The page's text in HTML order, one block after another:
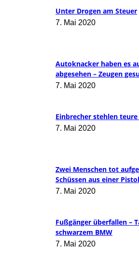
Unter Drogen am Steuer
7. Mai 2020
Autoknacker haben es
abgesehen – Zeugen
7. Mai 2020
Einbrecher stehlen
7. Mai 2020
Zwei Menschen tot
Schüssen aus einer
7. Mai 2020
Fußgänger überfallen –
schwarzem BMW
7. Mai 2020